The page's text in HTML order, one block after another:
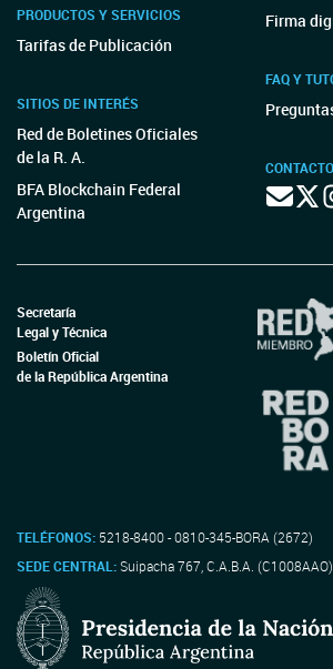
PRODUCTOS Y SERVICIOS
Tarifas de Publicación
SITIOS DE INTERÉS
Red de Boletines Oficiales
de la R. A.
BFA Blockchain Federal
Argentina
Firma
FAQ Y
CONTACTO
Secretaría
Legal y Técnica
Boletín Oficial
de la República Argentina
TELÉFONOS: 5218-8400 - 0810-345-BORA (2672)
SEDE CENTRAL:Suipacha 767, C.A.B.A. (C1008AAO)